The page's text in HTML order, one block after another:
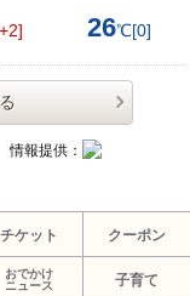
26℃[0]
情報提供：
チケット クーポン
おでかけ
ニュース
子育て